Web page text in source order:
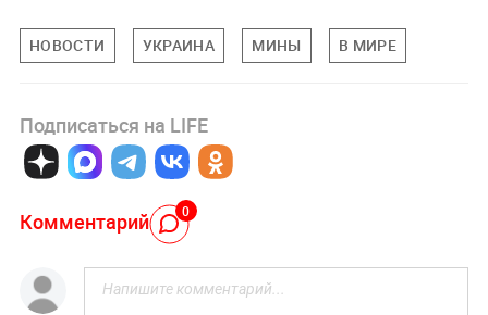
НОВОСТИ УКРАИНА МИНЫ В МИРЕ
Подписаться на LIFE
Комментарий 0